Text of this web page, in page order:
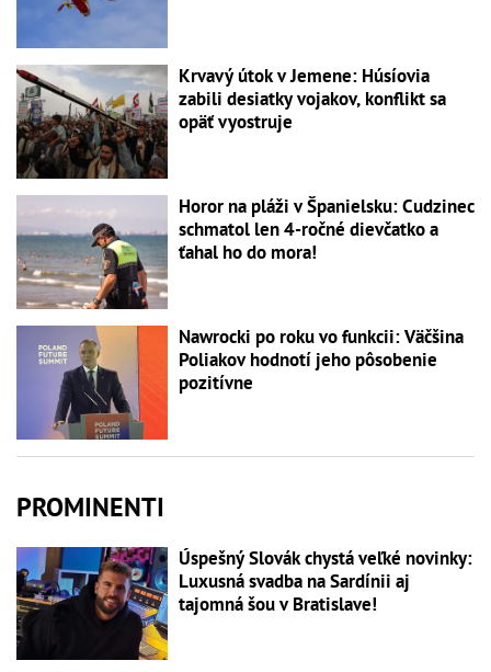
Krvavý útok v Jemene: Húsíovia
zabili desiatky vojakov, konflikt sa
opäť vyostruje
Horor na pláži v Španielsku: Cudzinec
schmatol len 4-ročné dievčatko a
ťahal ho do mora!
Nawrocki po roku vo funkcii: Väčšina
Poliakov hodnotí jeho pôsobenie
pozitívne
PROMINENTI
Úspešný Slovák chystá veľké novinky:
Luxusná svadba na Sardínii aj
tajomná šou v Bratislave!